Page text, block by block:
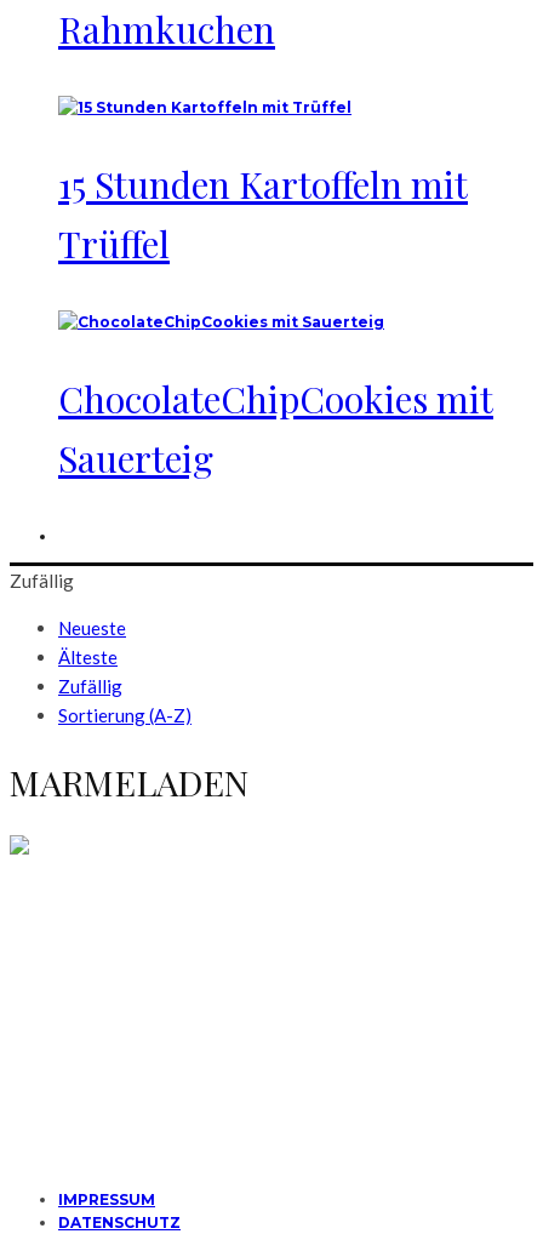
Rahmkuchen
15 Stunden Kartoffeln mit
Trüffel
ChocolateChipCookies mit
Sauerteig
Zufällig
Neueste
Älteste
Zufällig
Sortierung (A-Z)
MARMELADEN
IMPRESSUM
DATENSCHUTZ